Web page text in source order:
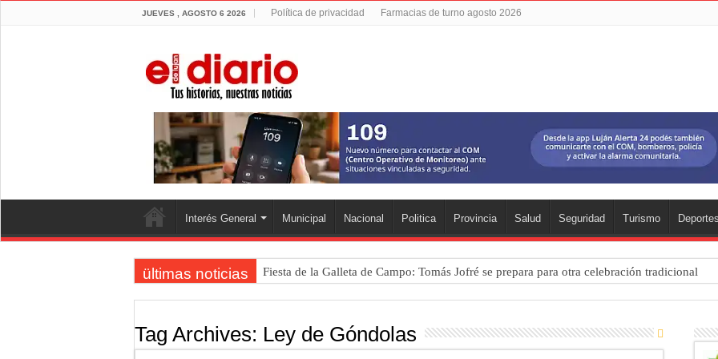
JUEVES , AGOSTO 6 2026 Política de privacidad Farmacias de turno agosto 2026
Interés General Municipal Nacional Politica Provincia Salud Seguridad Turismo
ültimas noticias Fiesta de la Galleta de Campo: Tomás Jofré se prepara para otra celebración tradicional
Luján volvió al Campeonato Provincial de bochas
Torres se prepara para una nueva fiesta gastronómica
Patentes: La Provincia lanzó un asistente virtual para consultar infracciones por WhatsApp
Tag Archives: Ley de Góndolas